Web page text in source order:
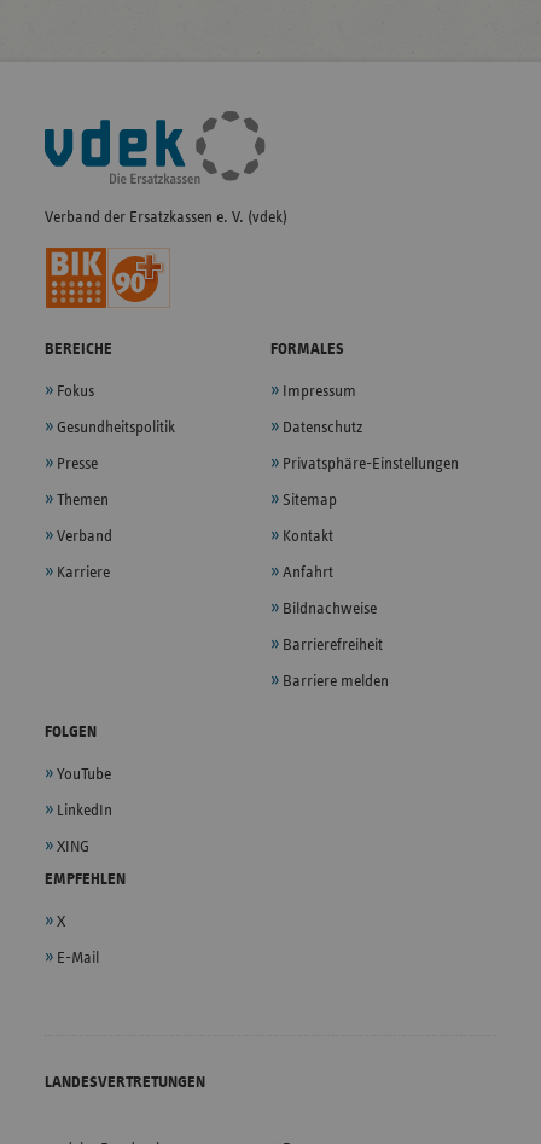
Fußleisten-
Navigation
Verband der Ersatzkassen e. V. (vdek)
BEREICHE
Fokus
Gesundheitspolitik
Presse
Themen
Verband
Karriere
FORMALES
Impressum
Datenschutz
Privatsphäre-Einstellungen
Sitemap
Kontakt
Anfahrt
Bildnachweise
Barrierefreiheit
Barriere melden
FOLGEN
YouTube
LinkedIn
XING
EMPFEHLEN
X
E-Mail
LANDESVERTRETUNGEN